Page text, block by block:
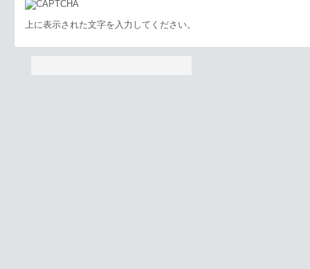
上に表示された文字を入力してください。